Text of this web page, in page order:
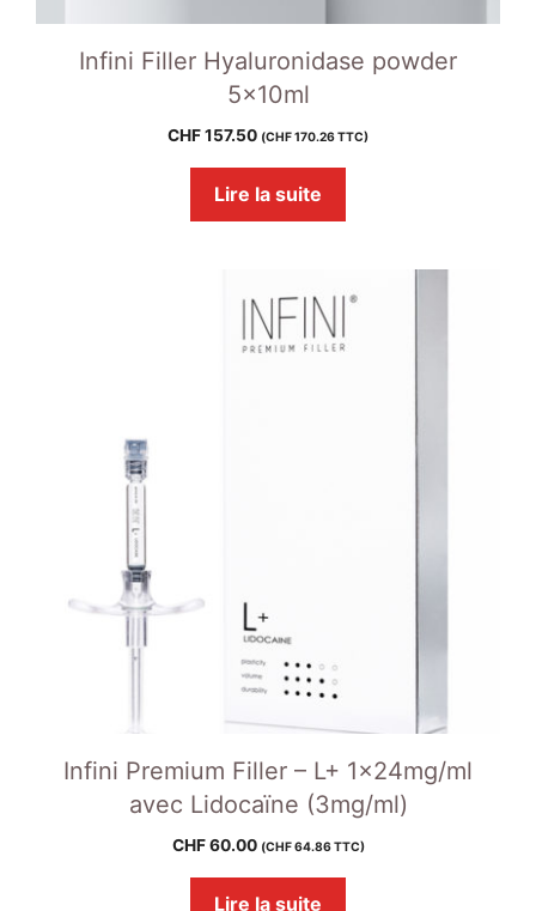
Infini Filler Hyaluronidase powder
5x10ml
CHF157.50 (CHF170.26TTC)
Lire la suite
Infini Premium Filler – L+ 1x24mg/ml
avec Lidocaïne (3mg/ml)
CHF60.00 (CHF64.86TTC)
Lire la suite